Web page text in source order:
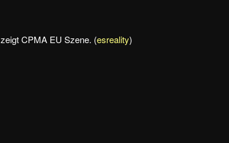
zeigt CPMA EU Szene. (esreality)